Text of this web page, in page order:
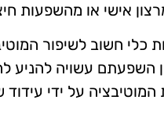
אישי או מהשפעות
כלי חשוב לשיפור
השפעתם עשויה להניע
על ידי עידוד